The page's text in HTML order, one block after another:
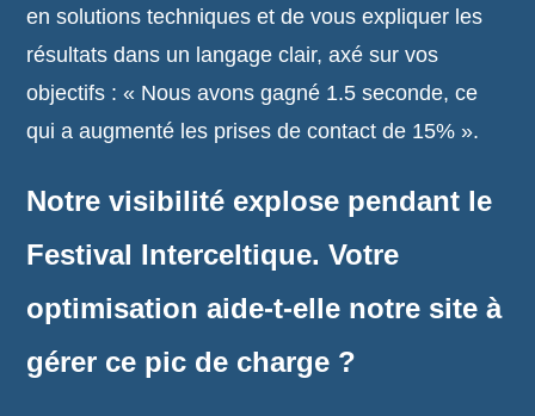
en solutions techniques et de vous expliquer les
résultats dans un langage clair, axé sur vos
objectifs : « Nous avons gagné 1.5 seconde, ce
qui a augmenté les prises de contact de 15% ».
Notre visibilité explose pendant le
Festival Interceltique. Votre
optimisation aide-t-elle notre site à
gérer ce pic de charge ?